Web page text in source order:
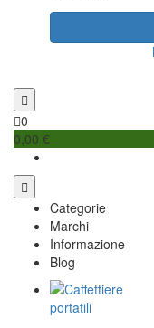
0
0,00 €
Categorie
Marchi
Informazione
Blog